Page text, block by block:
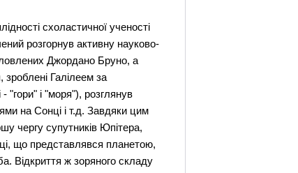
схоластичної ученості
розгорнув активну науково-
Джордано Бруно, а
зроблені Галілеем за
"гори" і "моря"), розглянув
на Сонці і т.д. Завдяки цим
чергу супутників Юпітера,
що представлявся планетою,
Відкриття ж зоряного складу